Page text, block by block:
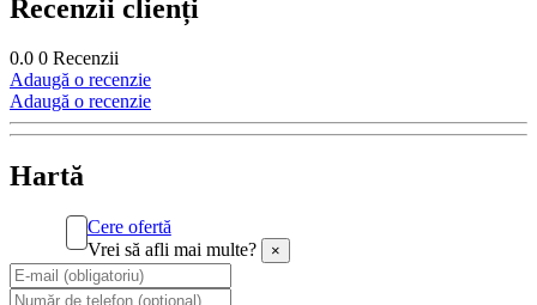
Recenzii clienți
0.0 0 Recenzii
Adaugă o recenzie
Adaugă o recenzie
Hartă
Cere ofertă
Vrei să afli mai multe?
×